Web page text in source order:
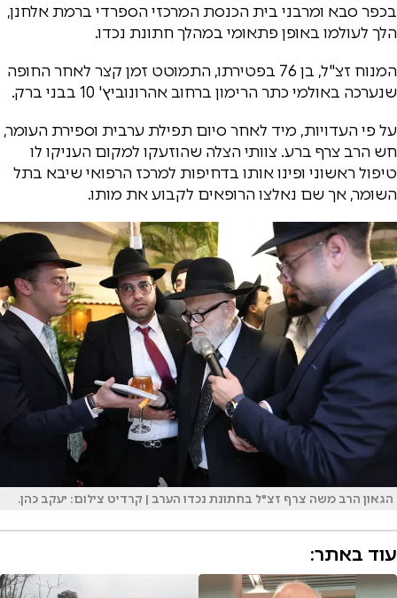
בכפר סבא ומרבני בית הכנסת המרכזי הספרדי ברמת אלחנן,
הלך לעולמו באופן פתאומי במהלך חתונת נכדו.
המנוח זצ"ל, בן 76 בפטירתו, התמוטט זמן קצר לאחר החופה
שנערכה באולמי כתר הרימון ברחוב אהרונוביץ' 10 בבני ברק.
על פי העדויות, מיד לאחר סיום תפילת ערבית וספירת העומר,
חש הרב צרף ברע. צוותי הצלה שהוזעקו למקום העניקו לו
טיפול ראשוני ופינו אותו בדחיפות למרכז הרפואי שיבא בתל
השומר, אך שם נאלצו הרופאים לקבוע את מותו.
הגאון הרב משה צרף זצ"ל בחתונת נכדו הערב | קרדיט צילום: יעקב כהן.
עוד באתר: